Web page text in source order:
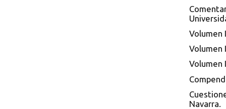
Volumen
Volumen
Volumen
Navarra.